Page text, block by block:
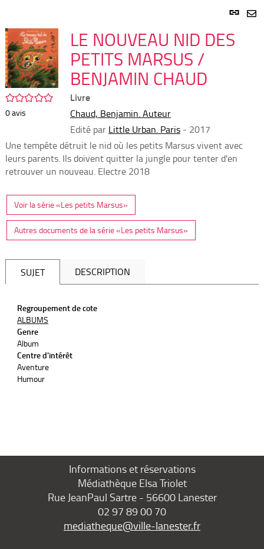
Lien
/5
0avis
LE NOUVEAU NID DES
PETITS MARSUS /
BENJAMIN CHAUD
Livre
Chaud, Benjamin. Auteur
Edité par Little Urban. Paris - 2017
Une tempête détruit le nid où les petits Marsus vivent avec
leurs parents. Ils doivent quitter la jungle pour tenter d'en
retrouver un nouveau. ­Electre 2018
Voir la série «Les petits Marsus»
Autres documents de la série «Les petits Marsus»
SUJET DESCRIPTION
Regroupement de cote
ALBUMS
Genre
Album
Centre d'intérêt
Aventure
Humour
Informations et réservations
Médiathèque Elsa Triolet
Rue JeanPaul Sartre - 56600 Lanester
02 97 89 00 70
mediatheque@ville-lanester.fr